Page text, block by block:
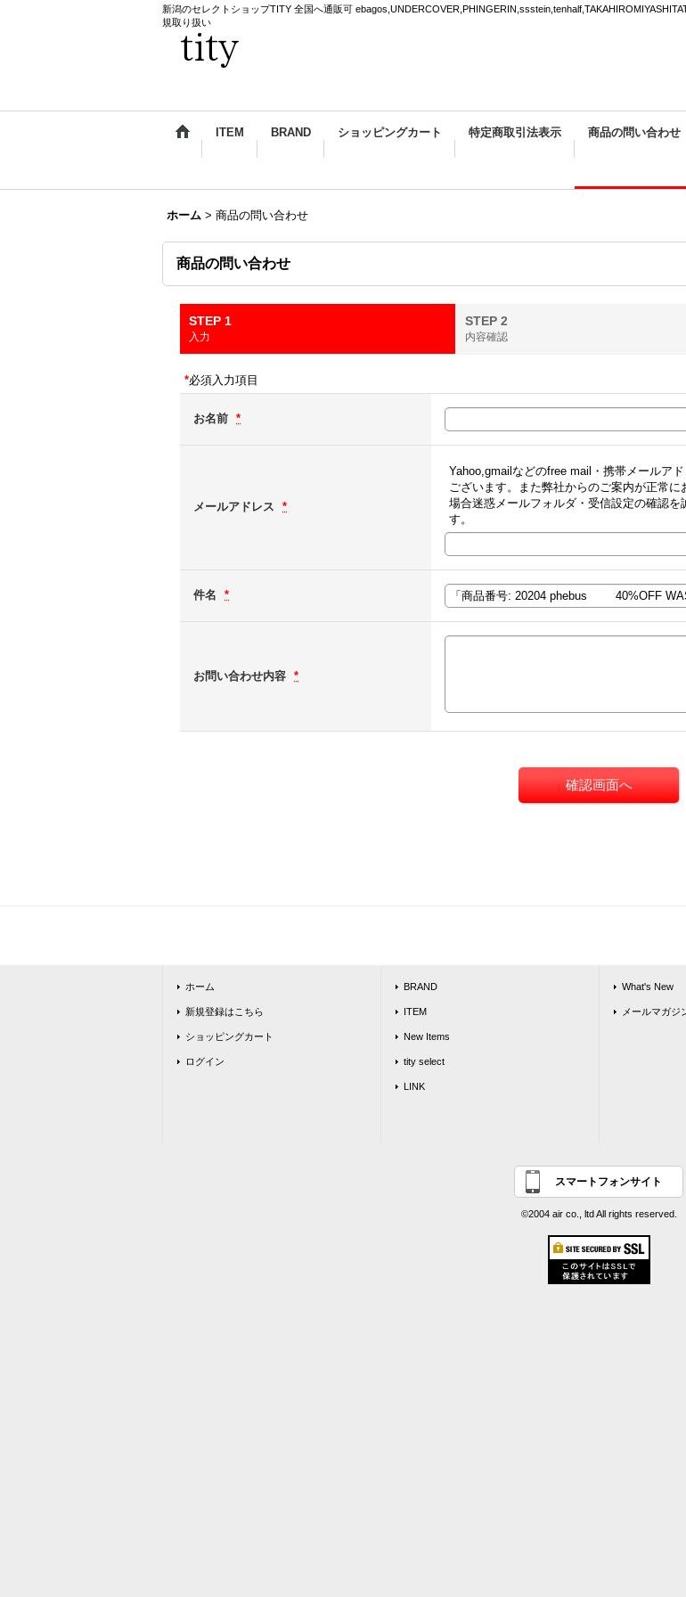
新潟のセレクトショップTITY 全国へ通販可
規取り扱い
ITEM BRAND ショッピングカート 特定商取引法表示 商品の問い合わせ
ホーム > 商品の問い合わせ
商品の問い合わせ
STEP 1
入力
STEP 2
内容確認
*必須入力項目
お名前 *
メールアドレス *
Yahoo,gmailなどのfree mail・携帯メールア
ございます。また弊社からのご案内が正常
場合迷惑メールフォルダ・受信設定の確認
す。
件名 *
お問い合わせ内容 *
ホーム
新規登録はこちら
ショッピングカート
ログイン
BRAND
ITEM
New Items
tity select
LINK
What's New
メールマガジ
スマートフォンサイト
©2004 air co., ltd All rights reserved.